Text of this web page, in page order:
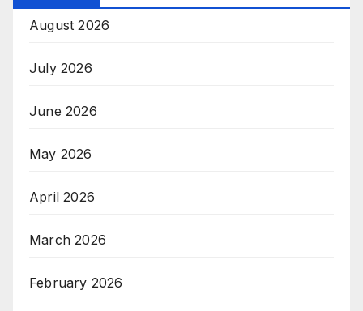
August 2026
July 2026
June 2026
May 2026
April 2026
March 2026
February 2026